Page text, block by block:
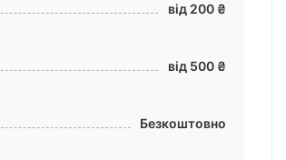
від 200 ₴
від 500 ₴
Безкоштовно